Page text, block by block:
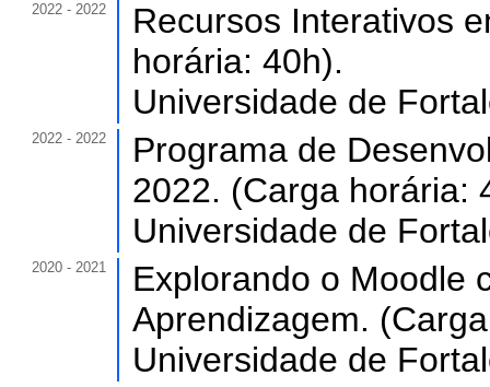
2022 - 2022
Recursos Interativos
horária: 40h).
Universidade de
2022 - 2022
Programa de
2022. (Carga horária:
Universidade de
2020 - 2021
Explorando o Moodle
Aprendizagem.
Universidade de